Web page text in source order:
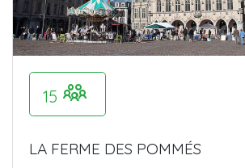
15
LA FERME DES POMMÉS